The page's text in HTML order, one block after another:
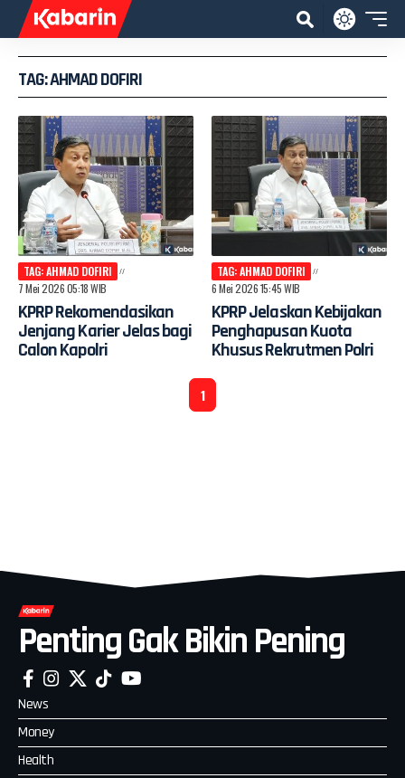
TAG: AHMAD DOFIRI
TAG: AHMAD DOFIRI
7 Mei 2026 05:18 WIB
KPRP Rekomendasikan
Jenjang Karier Jelas bagi
Calon Kapolri
TAG: AHMAD DOFIRI
6 Mei 2026 15:45 WIB
KPRP Jelaskan Kebijakan
Penghapusan Kuota
Khusus Rekrutmen Polri
1
Penting Gak Bikin Pening
News
Money
Health